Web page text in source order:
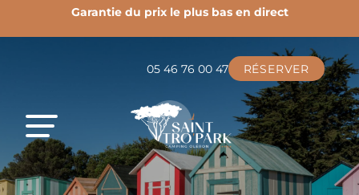
Découvrez toutes nos nouveautés 2026 !
05 46 76 00 47 RÉSERVER
fr
EN